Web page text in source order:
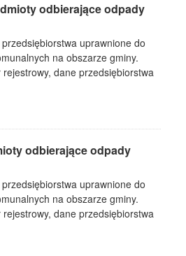
odbierające odpady
uprawnione do
na obszarze gminy.
dane przedsiębiorstwa
odbierające odpady
uprawnione do
na obszarze gminy.
dane przedsiębiorstwa